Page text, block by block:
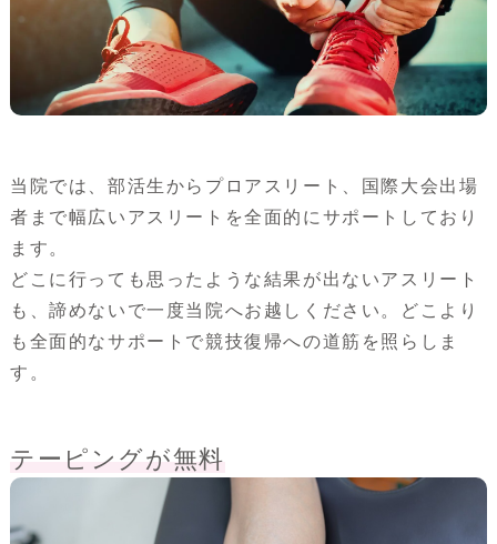
当院では、部活生からプロアスリート、国際大会出場
者まで幅広いアスリートを全面的にサポートしており
ます。
どこに行っても思ったような結果が出ないアスリート
も、諦めないで一度当院へお越しください。どこより
も全面的なサポートで競技復帰への道筋を照らしま
す。
テーピングが無料